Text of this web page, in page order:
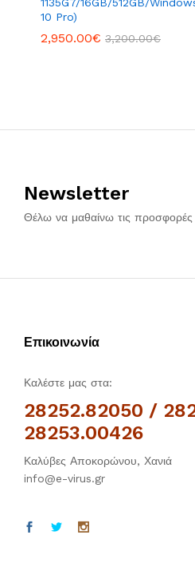
10 Pro)
2,950.00€ 3,200.00€
Newsletter
Θέλω να μαθαίνω τις προσφορές
Επικοινωνία
Καλέστε μας στα:
28252.82050 /
28253.00426
Καλύβες Αποκορώνου, Χανιά
info@e-virus.gr